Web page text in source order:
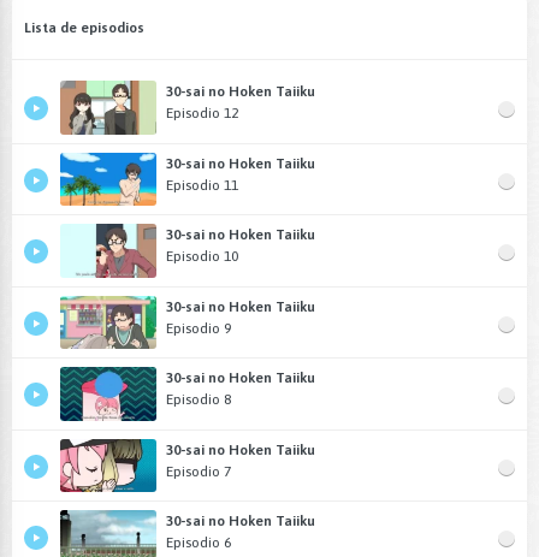
Lista de episodios
30-sai no Hoken Taiiku
Episodio 12
30-sai no Hoken Taiiku
Episodio 11
30-sai no Hoken Taiiku
Episodio 10
30-sai no Hoken Taiiku
Episodio 9
30-sai no Hoken Taiiku
Episodio 8
30-sai no Hoken Taiiku
Episodio 7
30-sai no Hoken Taiiku
Episodio 6